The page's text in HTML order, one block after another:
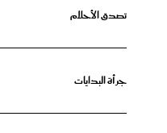
تصدق الأحلام
جرأة البدايات